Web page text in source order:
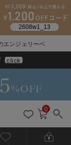
エンジェリーベ
で送料無料
click
0